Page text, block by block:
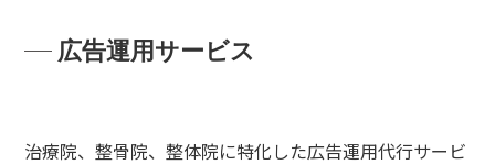
広告運用サービス
治療院、整骨院、整体院に特化した広告運用代行サービ